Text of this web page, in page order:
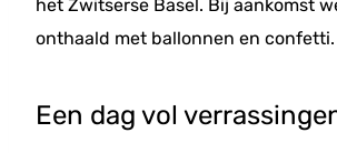
het Zwitserse Basel. Bij aankomst
onthaald met ballonnen en confetti.
Een dag vol